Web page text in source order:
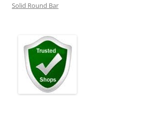
Solid Round Bar